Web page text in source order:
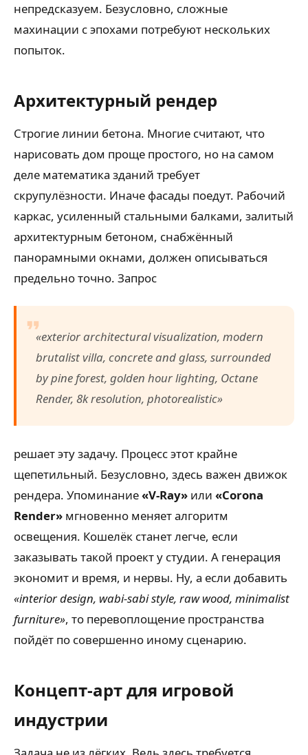
непредсказуем. Безусловно, сложные
махинации с эпохами потребуют нескольких
попыток.
Архитектурный рендер
Строгие линии бетона. Многие считают, что
нарисовать дом проще простого, но на самом
деле математика зданий требует
скрупулёзности. Иначе фасады поедут. Рабочий
каркас, усиленный стальными балками, залитый
архитектурным бетоном, снабжённый
панорамными окнами, должен описываться
предельно точно. Запрос
«exterior architectural visualization, modern
brutalist villa, concrete and glass, surrounded
by pine forest, golden hour lighting, Octane
Render, 8k resolution, photorealistic»
решает эту задачу. Процесс этот крайне
щепетильный. Безусловно, здесь важен движок
рендера. Упоминание«V-Ray» или «Corona
Render» мгновенно меняет алгоритм
освещения. Кошелёк станет легче, если
заказывать такой проект у студии. А генерация
экономит и время, и нервы. Ну, а если добавить
«interior design, wabi-sabi style, raw wood, minimalist
furniture», то перевоплощение пространства
пойдёт по совершенно иному сценарию.
Концепт-арт для игровой
индустрии